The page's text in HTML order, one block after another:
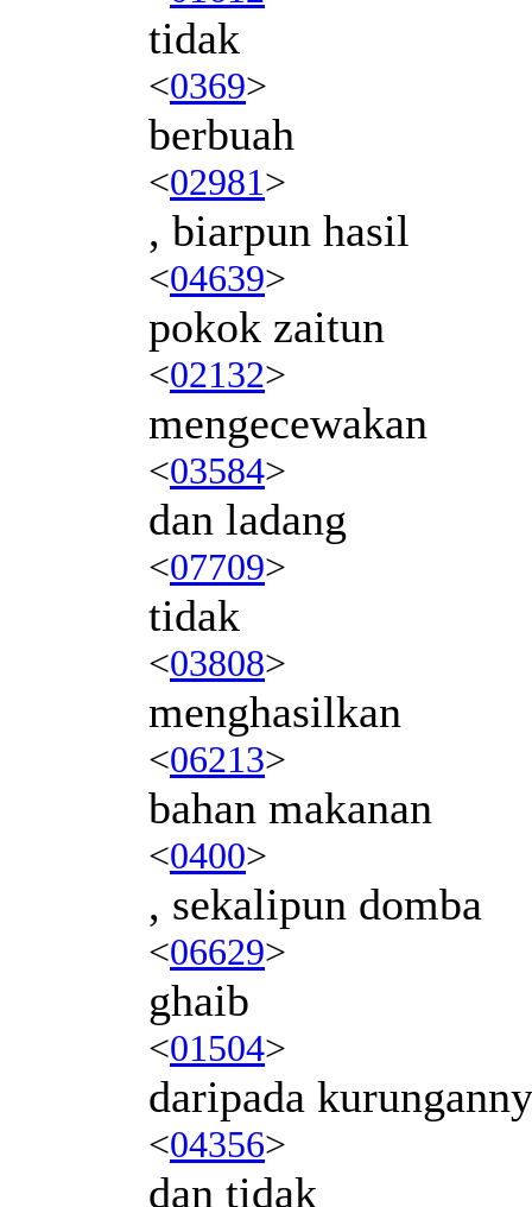
tidak
<0369>
berbuah
<02981>
, biarpun hasil
<04639>
pokok zaitun
<02132>
mengecewakan
<03584>
dan ladang
<07709>
tidak
<03808>
menghasilkan
<06213>
bahan makanan
<0400>
, sekalipun domba
<06629>
ghaib
<01504>
daripada
<04356>
dan tidak